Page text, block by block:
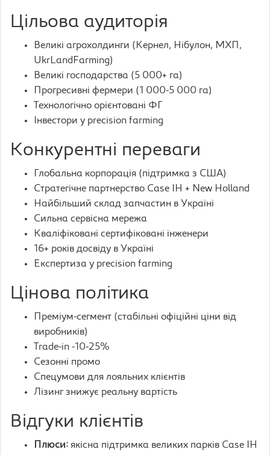
Цільова аудиторія
Великі агрохолдинги (Кернел, Нібулон, МХП,
UkrLandFarming)
Великі господарства (5 000+ га)
Прогресивні фермери (1 000-5 000 га)
Технологічно орієнтовані ФГ
Інвестори у precision farming
Конкурентні переваги
Глобальна корпорація (підтримка з США)
Стратегічне партнерство Case IH + New Holland
Найбільший склад запчастин в Україні
Сильна сервісна мережа
Кваліфіковані сертифіковані інженери
16+ років досвіду в Україні
Експертиза у precision farming
Цінова політика
Преміум-сегмент (стабільні офіційні ціни від
виробників)
Trade-in -10-25%
Сезонні промо
Спецумови для лояльних клієнтів
Лізинг знижує реальну вартість
Відгуки клієнтів
Плюси: якісна підтримка великих парків Case IH